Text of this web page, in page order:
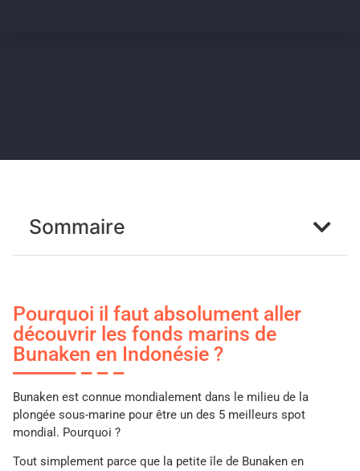
Sommaire
Pourquoi il faut absolument aller
découvrir les fonds marins de
Bunaken en Indonésie ?
Bunaken est connue mondialement dans le milieu de la
plongée sous-marine pour être un des 5 meilleurs spot
mondial. Pourquoi ?
Tout simplement parce que la petite île de Bunaken en